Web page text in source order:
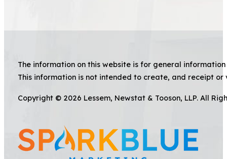
The information on this website is for general
This information is not intended to create, and receipt
Copyright © 2026 Lessem, Newstat & Tooson, LLP. All